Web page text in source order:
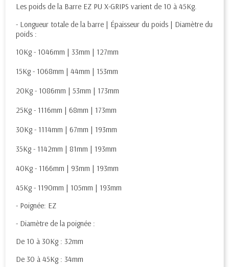
Les poids de la Barre EZ PU X-GRIPS varient de 10 à 45Kg.
- Longueur totale de la barre | Épaisseur du poids | Diamètre du
poids :
10Kg - 1046mm | 33mm | 127mm
15Kg - 1068mm | 44mm | 153mm
20Kg - 1086mm | 53mm | 173mm
25Kg - 1116mm | 68mm | 173mm
30Kg - 1114mm | 67mm | 193mm
35Kg - 1142mm | 81mm | 193mm
40Kg - 1166mm | 93mm | 193mm
45Kg - 1190mm | 105mm | 193mm
- Poignée: EZ
- Diamètre de la poignée :
De 10 à 30Kg : 32mm
De 30 à 45Kg : 34mm